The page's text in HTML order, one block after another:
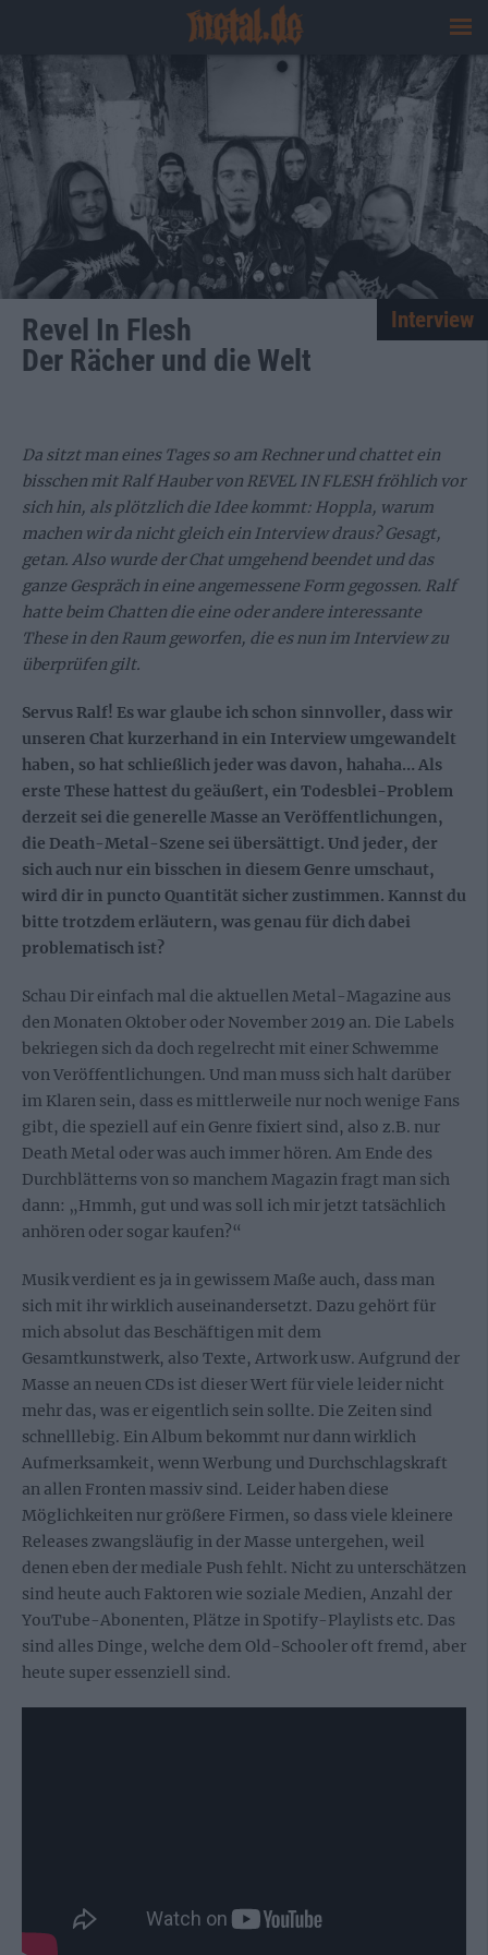
Revel In Flesh
Der Rächer und die Welt
Interview
Da sitzt man eines Tages so am Rechner und chattet ein
bisschen mit Ralf Hauber von REVEL IN FLESH fröhlich vor
sich hin, als plötzlich die Idee kommt: Hoppla, warum
machen wir da nicht gleich ein Interview draus? Gesagt,
getan. Also wurde der Chat umgehend beendet und das
ganze Gespräch in eine angemessene Form gegossen. Ralf
hatte beim Chatten die eine oder andere interessante
These in den Raum geworfen, die es nun im Interview zu
überprüfen gilt.
Servus Ralf! Es war glaube ich schon sinnvoller, dass wir
unseren Chat kurzerhand in ein Interview umgewandelt
haben, so hat schließlich jeder was davon, hahaha… Als
erste These hattest du geäußert, ein Todesblei-Problem
derzeit sei die generelle Masse an Veröffentlichungen,
die Death-Metal-Szene sei übersättigt. Und jeder, der
sich auch nur ein bisschen in diesem Genre umschaut,
wird dir in puncto Quantität sicher zustimmen. Kannst du
bitte trotzdem erläutern, was genau für dich dabei
problematisch ist?
Schau Dir einfach mal die aktuellen Metal-Magazine aus
den Monaten Oktober oder November 2019 an. Die Labels
bekriegen sich da doch regelrecht mit einer Schwemme
von Veröffentlichungen. Und man muss sich halt darüber
im Klaren sein, dass es mittlerweile nur noch wenige Fans
gibt, die speziell auf ein Genre fixiert sind, also z.B. nur
Death Metal oder was auch immer hören. Am Ende des
Durchblätterns von so manchem Magazin fragt man sich
dann: „Hmmh, gut und was soll ich mir jetzt tatsächlich
anhören oder sogar kaufen?“
Musik verdient es ja in gewissem Maße auch, dass man
sich mit ihr wirklich auseinandersetzt. Dazu gehört für
mich absolut das Beschäftigen mit dem
Gesamtkunstwerk, also Texte, Artwork usw. Aufgrund der
Masse an neuen CDs ist dieser Wert für viele leider nicht
mehr das, was er eigentlich sein sollte. Die Zeiten sind
schnelllebig. Ein Album bekommt nur dann wirklich
Aufmerksamkeit, wenn Werbung und Durchschlagskraft
an allen Fronten massiv sind. Leider haben diese
Möglichkeiten nur größere Firmen, so dass viele kleinere
Releases zwangsläufig in der Masse untergehen, weil
denen eben der mediale Push fehlt. Nicht zu unterschätzen
sind heute auch Faktoren wie soziale Medien, Anzahl der
YouTube-Abonenten, Plätze in Spotify-Playlists etc. Das
sind alles Dinge, welche dem Old-Schooler oft fremd, aber
heute super essenziell sind.